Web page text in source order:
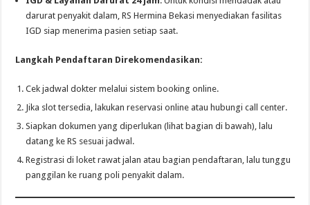
darurat penyakit dalam, RS Hermina Bekasi menyediakan fasilitas
IGD siap menerima pasien setiap saat.
Langkah Pendaftaran Direkomendasikan:
Cek jadwal dokter melalui sistem booking online.
Jika slot tersedia, lakukan reservasi online atau hubungi call center.
Siapkan dokumen yang diperlukan (lihat bagian di bawah), lalu
datang ke RS sesuai jadwal.
Registrasi di loket rawat jalan atau bagian pendaftaran, lalu tunggu
panggilan ke ruang poli penyakit dalam.